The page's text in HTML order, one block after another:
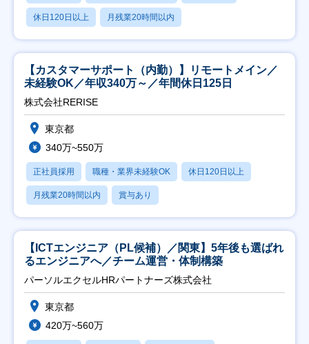
休日120日以上 月残業20時間以内
【カスタマーサポート（内勤）】リモートメイン／
未経験OK／年収340万～／年間休日125日
株式会社RERISE
東京都
340万~550万
正社員採用 職種・業界未経験OK 休日120日以上
月残業20時間以内 賞与あり
【ICTエンジニア（PL候補）／関東】5年後も選ばれ
るエンジニアへ／チーム運営・体制構築
パーソルエクセルHRパートナーズ株式会社
東京都
420万~560万